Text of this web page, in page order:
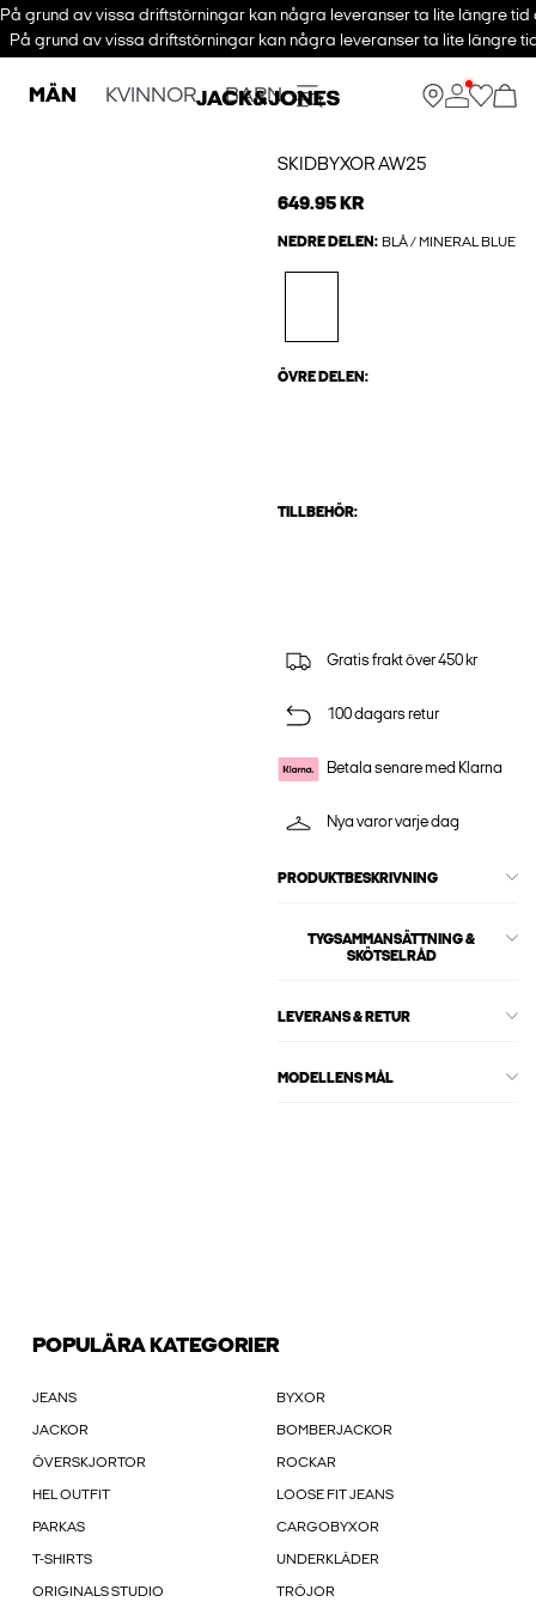
På grund av vissa driftstörningar kan några leveranser ta lite längre
På grund av vissa driftstörningar kan några leveranser ta lite längre
MÄN KVINNOR BARN
SKIDBYXOR AW25
649.95 KR
NEDRE DELEN: BLÅ / MINERAL BLUE
ÖVRE DELEN:
TILLBEHÖR:
Gratis frakt över 450 kr
100 dagars retur
Betala senare med Klarna
Nya varor varje dag
PRODUKTBESKRIVNING
TYGSAMMANSÄTTNING &
SKÖTSELRÅD
LEVERANS & RETUR
MODELLENS MÅL
POPULÄRA KATEGORIER
JEANS BYXOR
JACKOR BOMBERJACKOR
ÖVERSKJORTOR ROCKAR
HEL OUTFIT LOOSE FIT JEANS
PARKAS CARGOBYXOR
T-SHIRTS UNDERKLÄDER
ORIGINALS STUDIO TRÖJOR